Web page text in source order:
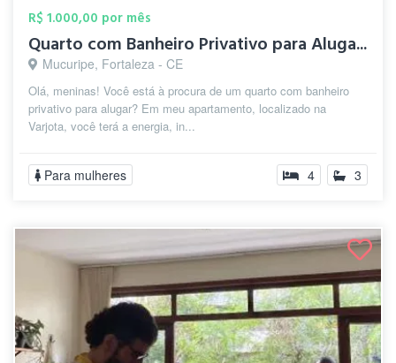
R$ 1.000,00 por mês
Quarto com Banheiro Privativo para Aluga...
Mucuripe, Fortaleza - CE
Olá, meninas! Você está à procura de um quarto com banheiro
privativo para alugar? Em meu apartamento, localizado na
Varjota, você terá a energia, in...
Para mulheres 4 3